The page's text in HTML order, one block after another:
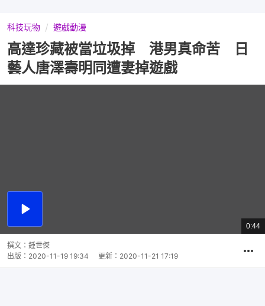
科技玩物 遊戲動漫
高達珍藏被當垃圾掉 港男真命苦 日
藝人唐澤壽明同遭妻掉遊戲
播
總
共
0:44
撰文： 鍾世傑
出版： 2020-11-19 19:34 更新： 2020-11-21 17:19